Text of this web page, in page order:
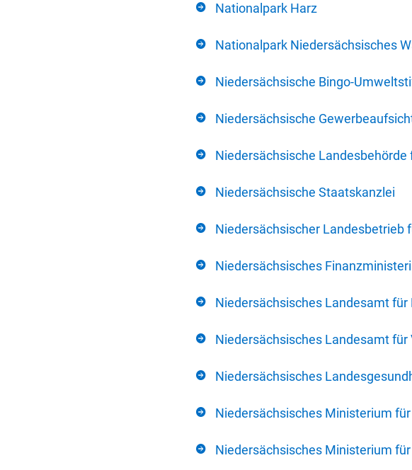
Nationalpark Harz
Nationalpark Niedersächsisches
Niedersächsische Bingo-
Niedersächsische
Niedersächsische
Niedersächsische Staatskanzlei
Niedersächsischer Landesbetrieb
Niedersächsisches
Niedersächsisches Landesamt für
Niedersächsisches Landesamt
Niedersächsisches
Niedersächsisches Ministerium
Niedersächsisches Ministerium